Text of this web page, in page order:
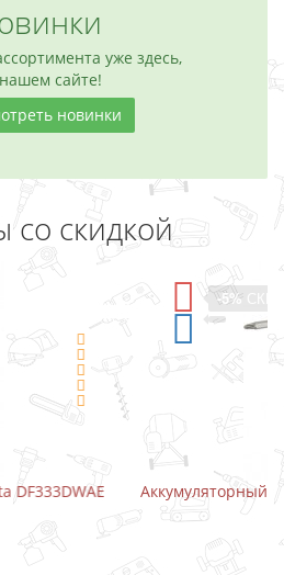
уже здесь,
сайте!
новинки
со скидкой
отвертка Makita DF001DW
В закладки